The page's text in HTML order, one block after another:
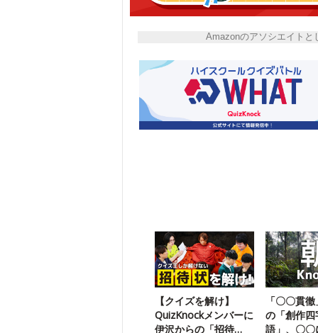
Amazonのアソシエイトと
【クイズを解け】
QuizKnockメンバーに
伊沢からの「招待
「〇〇貫
の「創作四
語」、〇